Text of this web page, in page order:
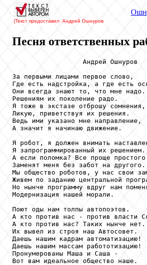
(Текст предоставил: Андрей Ошнуров
Песня ответственных
                  Андрей Ошнуров
За первыми лицами первое слово,
Где есть надстройка, а где есть
Они всегда знают то, что мне надо.
Решениям их поколение радо.
Я тоже в экстазе отброшу сомнения,
Ликую, приветствуя их решения.
Ведь ими указано мне направление,
А значит я начинаю движение.
Я робот, я должен внимать
Я запрограммированный их решением.
А если поломка? Все проще
Заменят меня без забот на другого.
Мы общество роботов, у нас свои
Живем по заданию центральной
Но нынче программу вдруг нам
Модернизация нашей морали.
Поют оды нам толпы автопоэтов.
А кто против нас - против власти
А кто против нас? Таких нынче нет.
Их вывел из строя наш Автосовет.
Даешь нашим кадрам автоматизацию!
Даешь нашим массам работотизацию!
Пронумерованы Маша и Саша -
Вот вам идеальное общество наше.